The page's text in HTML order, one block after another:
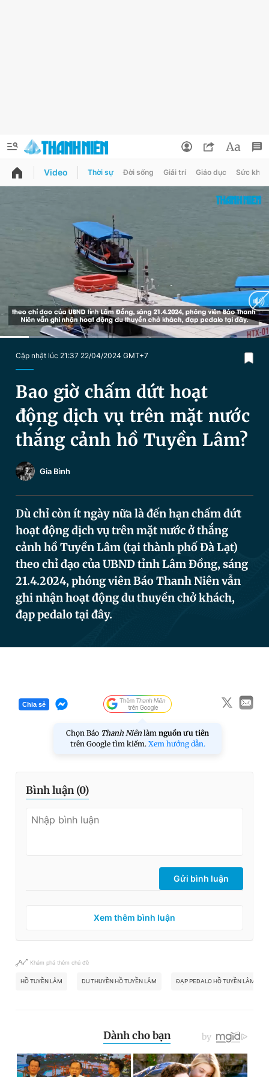
QUẢNG CÁO
Chuyên mục khác
Chào ngày mới Tin 24h
Video Magazine
Sản phẩm khác
Bạn cần biết
Đọc Thanh Niên trên điện thoại
0906 645 777 0908 780 404
Quảng cáo RSS Tòa soạn Chính sách bảo
Phó tổng biên tập: Trần Việt Hưng
Tổng thư ký tòa soạn: Đức Trung
Giấy phép xuất bản số 110/GP - BTTTT cấp ngày 24.3.2020
Thông tin tài khoản
Đổi mật khẩu
Tin đã lưu
Tin đã xem
Đăng xuất
Video Thời sự Đời sống Giải trí Giáo dục Sức khỏe
Cập nhật lúc 21:37 22/04/2024 GMT+7
Bao giờ chấm dứt hoạt
động dịch vụ trên mặt nước
thắng cảnh hồ Tuyền Lâm?
Gia Bình
Dù chỉ còn ít ngày nữa là đến hạn chấm dứt
hoạt động dịch vụ trên mặt nước ở thắng
cảnh hồ Tuyền Lâm (tại thành phố Đà Lạt)
theo chỉ đạo của UBND tỉnh Lâm Đồng, sáng
21.4.2024, phóng viên Báo Thanh Niên vẫn
ghi nhận hoạt động du thuyền chở khách,
đạp pedalo tại đây.
Chia sẻ
Chọn Báo Thanh Niên làm nguồn ưu tiên
trên Google tìm kiếm. Xem hướng dẫn.
Bình luận (0)
Gửi bình luận
Xem thêm bình luận
Khám phá thêm chủ đề
HỒ TUYỀN LÂM DU THUYỀN HỒ TUYỀN LÂM ĐẠP PEDALO HỒ TUYỀN LÂM